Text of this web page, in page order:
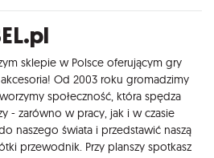
sklepie w Polsce oferującym gry
Od 2003 roku gromadzimy
społeczność, która spędza
- zarówno w pracy, jak i w czasie
naszego świata i przedstawić naszą
przewodnik. Przy planszy spotkasz